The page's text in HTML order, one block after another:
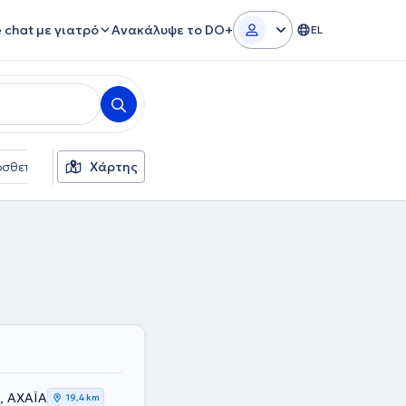
chat με γιατρό Ανακάλυψε το DO+ EL
φίλτρα Γλώσσες
Χάρτης
ΑΧΑΪΑ 19,4 km